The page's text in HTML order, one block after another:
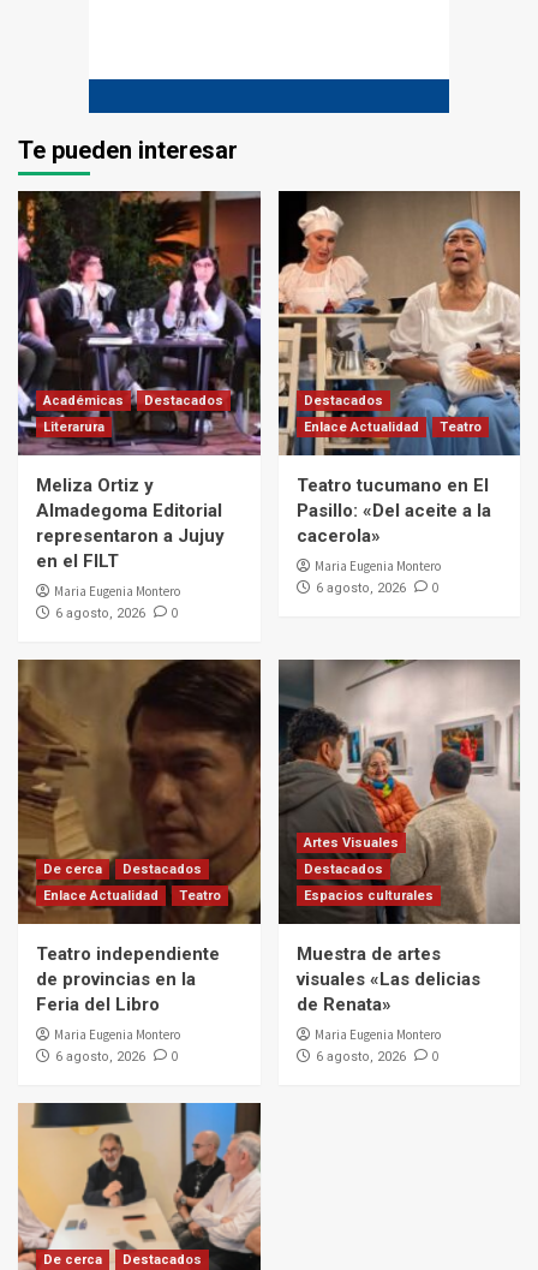
Te pueden interesar
Académicas
Destacados
Literarura
Meliza Ortiz y
Almadegoma Editorial
representaron a Jujuy
en el FILT
Maria Eugenia Montero
6 agosto, 2026 0
Destacados
Enlace Actualidad
Teatro
Teatro tucumano en El
Pasillo: «Del aceite a la
cacerola»
Maria Eugenia Montero
6 agosto, 2026 0
De cerca
Destacados
Enlace Actualidad
Teatro
Teatro independiente
de provincias en la
Feria del Libro
Maria Eugenia Montero
6 agosto, 2026 0
Artes Visuales
Destacados
Espacios culturales
Muestra de artes
visuales «Las delicias
de Renata»
Maria Eugenia Montero
6 agosto, 2026 0
De cerca Destacados